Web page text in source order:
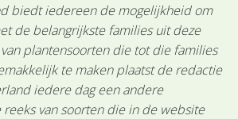
biedt iedereen de mogelijkheid om
de belangrijkste families uit deze
plantensoorten die tot die families
te maken plaatst de redactie
iedere dag een andere
van soorten die in de website